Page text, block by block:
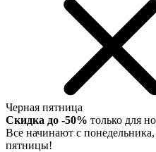
Черная пятница
Скидка до -50% только для
Все начинают с
пятницы!